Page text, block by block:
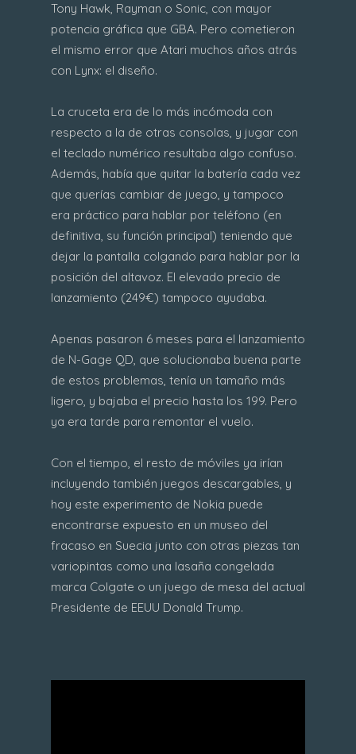
Tony Hawk, Rayman o Sonic, con mayor
potencia gráfica que GBA. Pero cometieron
el mismo error que Atari muchos años atrás
con Lynx: el diseño.
La cruceta era de lo más incómoda con
respecto a la de otras consolas, y jugar con
el teclado numérico resultaba algo confuso.
Además, había que quitar la batería cada vez
que querías cambiar de juego, y tampoco
era práctico para hablar por teléfono (en
definitiva, su función principal) teniendo que
dejar la pantalla colgando para hablar por la
posición del altavoz. El elevado precio de
lanzamiento (249€) tampoco ayudaba.
Apenas pasaron 6 meses para el lanzamiento
de N-Gage QD, que solucionaba buena parte
de estos problemas, tenía un tamaño más
ligero, y bajaba el precio hasta los 199. Pero
ya era tarde para remontar el vuelo.
Con el tiempo, el resto de móviles ya irían
incluyendo también juegos descargables, y
hoy este experimento de Nokia puede
encontrarse expuesto en un museo del
fracaso en Suecia junto con otras piezas tan
variopintas como una lasaña congelada
marca Colgate o un juego de mesa del actual
Presidente de EEUU Donald Trump.